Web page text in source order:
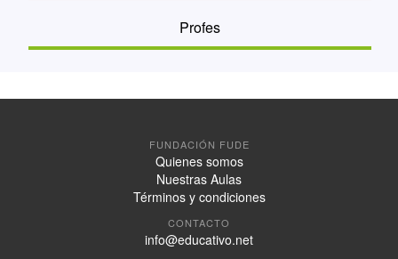
Profes
FUNDACIÓN FUDE
Quienes somos
Nuestras Aulas
Términos y condiciones
CONTACTO
info@educativo.net